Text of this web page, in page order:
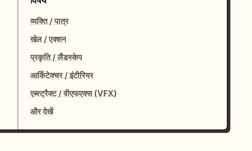
व्यक्ति / पात्र
खेल / एक्शन
प्रकृति / लैंडस्केप
आर्किटेक्चर / इंटीरियर
एब्स्ट्रैक्ट / वीएफएक्स (VFX)
और देखें